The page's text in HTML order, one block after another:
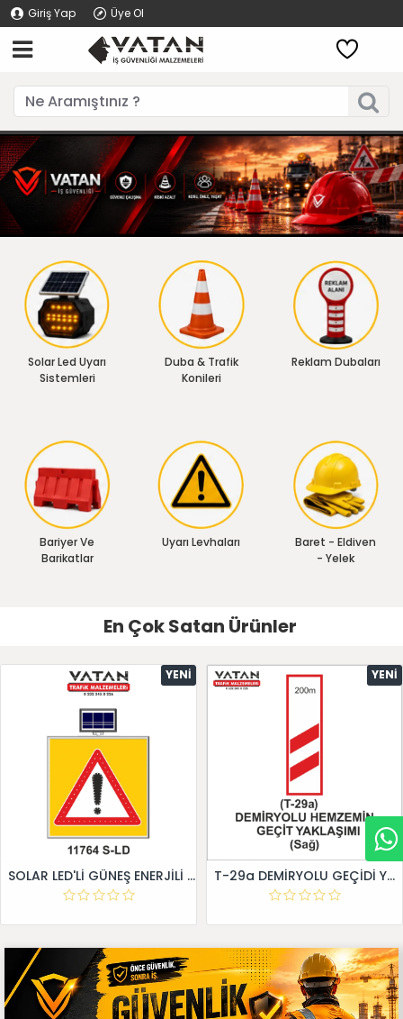
Giriş Yap Üye Ol
Solar Led Uyarı
Sistemleri
Duba & Trafik
Konileri
Reklam Dubaları
Bariyer Ve
Barikatlar
Uyarı Levhaları
Baret - Eldiven
- Yelek
En Çok Satan Ürünler
YENI
SOLAR LED'Lİ GÜNEŞ ENERJİLİ LEVHA
YENI
T-29a DEMİRYOLU GEÇİDİ YAKLAŞIM LEVHALARI (Sağ)